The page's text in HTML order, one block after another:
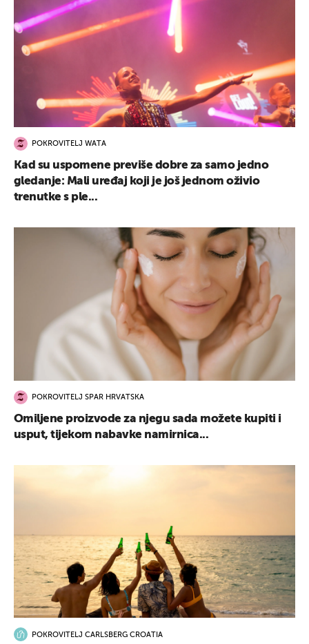
POKROVITELJ WATA
Kad su uspomene previše dobre za samo jedno
gledanje: Mali uređaj koji je još jednom oživio
trenutke s ple...
POKROVITELJ SPAR HRVATSKA
Omiljene proizvode za njegu sada možete kupiti i
usput, tijekom nabavke namirnica...
POKROVITELJ CARLSBERG CROATIA